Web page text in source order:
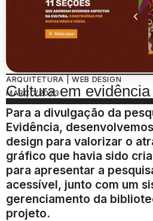
ARQUITETURA | WEB DESIGN
Cultura em evidência
MARÇO/2023
Para a divulgação da
Evidência,
design para valorizar o
gráfico que havia sido
para apresentar a
acessível, junto com um
gerenciamento da
projeto.